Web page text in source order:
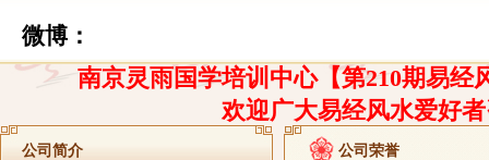
微博：
南京灵雨国学培训中心【第210期易经
欢迎广大易经风水爱好
公司简介 公司荣誉